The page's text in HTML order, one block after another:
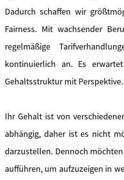
Dadurch schaffen wir
Fairness. Mit wachsender
regelmäßige
kontinuierlich an. Es
Gehaltsstruktur mit Perspektive.
Ihr Gehalt ist von
abhängig, daher ist es nicht
darzustellen. Dennoch
aufführen, um aufzuzeigen in